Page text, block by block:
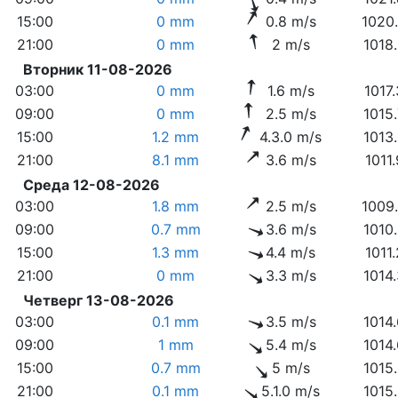
15:00
0 mm 0.8 m/s
21:00
0 mm 2 m/s
Вторник 11-08-2026
03:00
0 mm 1.6 m/s
09:00
0 mm 2.5 m/s
15:00
1.2 mm 4.3.0 m/s
21:00
8.1 mm 3.6 m/s
Среда 12-08-2026
03:00
1.8 mm 2.5 m/s
09:00
0.7 mm 3.6 m/s
15:00
1.3 mm 4.4 m/s
21:00
0 mm 3.3 m/s
Четверг 13-08-2026
03:00
0.1 mm 3.5 m/s
09:00
1 mm 5.4 m/s
15:00
0.7 mm 5 m/s
21:00
0.1 mm 5.1.0 m/s